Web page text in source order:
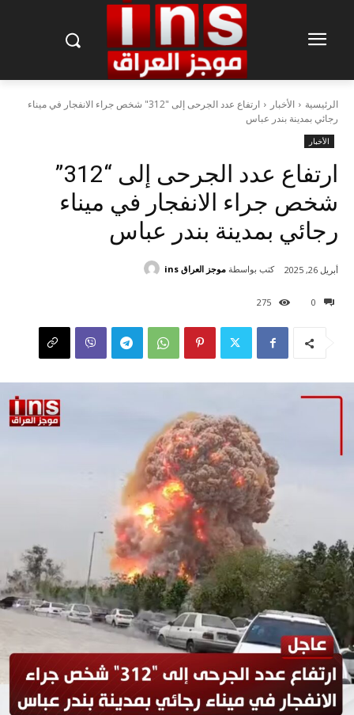
الرئيسية الأخبار
ارتفاع عدد الجرحى إلى "312" شخص جراء الانفجار في ميناء
رجائي بمدينة بندر عباس
الأخبار
ارتفاع عدد الجرحى إلى “312”
شخص جراء الانفجار في ميناء
رجائي بمدينة بندر عباس
0
275
أبريل 26, 2025 كتب بواسطة موجز العراق ins